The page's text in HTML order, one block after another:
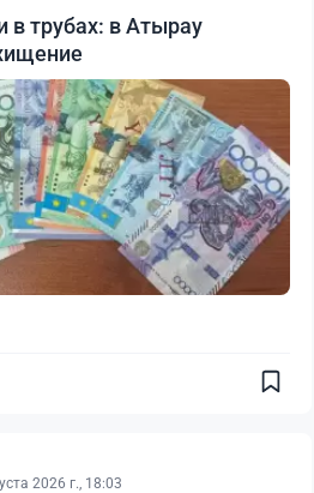
трубах: в Атырау
2026 г., 18:03